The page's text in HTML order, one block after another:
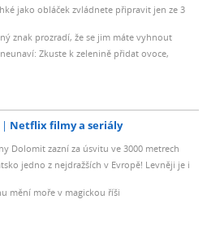
jako obláček zvládnete připravit jen ze 3
znak prozradí, že se jim máte vyhnout
Zkuste k zelenině přidat ovoce,
Netflix filmy a seriály
Dolomit zazní za úsvitu ve 3000 metrech
jedno z nejdražších v Evropě! Levněji je i
mění moře v magickou říši